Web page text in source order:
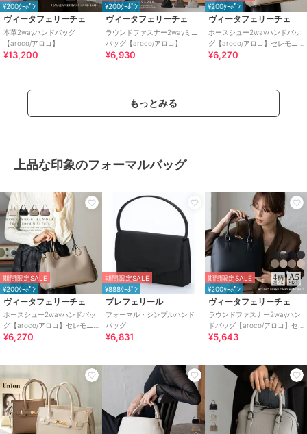
¥200ｸｰﾎﾟﾝ
ヴィータフェリーチェ
本革2wayハンドバッグ
【aroco/アロコ】
¥13,200
¥200ｸｰﾎﾟﾝ
ヴィータフェリーチェ
ラウンドファスナー2wayミニ
バッグ【aroco/アロコ】
¥6,930
¥200ｸｰﾎﾟﾝ
ヴィータフェリーチェ
ホースシュー2wayハンドバッ
グ【aroco/アロコ】セレモニ
ー向け
¥6,270
もっとみる
上品な印象のフォーマルバッグ
期間限定SALE
¥200ｸｰﾎﾟﾝ
ヴィータフェリーチェ
ホースシュー2wayハンドバッ
グ【aroco/アロコ】セレモニ
ー向け
¥6,270
期間限定SALE
¥888ｸｰﾎﾟﾝ
プレフェリール
フォーマル・シンプルハンド
バッグ
¥6,831
期間限定SALE
¥200ｸｰﾎﾟﾝ
ヴィータフェリーチェ
ラウンドファスナー2wayハン
ドバッグ【aroco/アロコ】セ
レモニー向け
¥5,643